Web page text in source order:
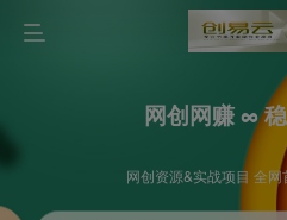
网创网赚 ∞
网创资源&实战项目 全